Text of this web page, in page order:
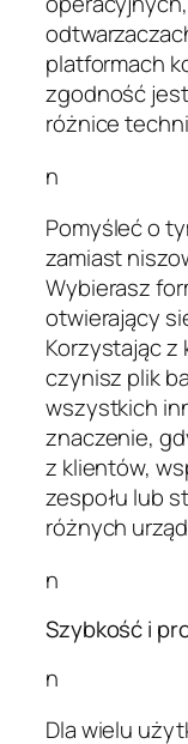
platformach
zgodność
różnice
n
Pomyśleć o
zamiast
Wybierasz
otwierający
Korzystając z
czynisz plik
wszystkich
znaczenie,
z klientów,
zespołu lub
różnych
n
Szybkość i
n
Dla wielu